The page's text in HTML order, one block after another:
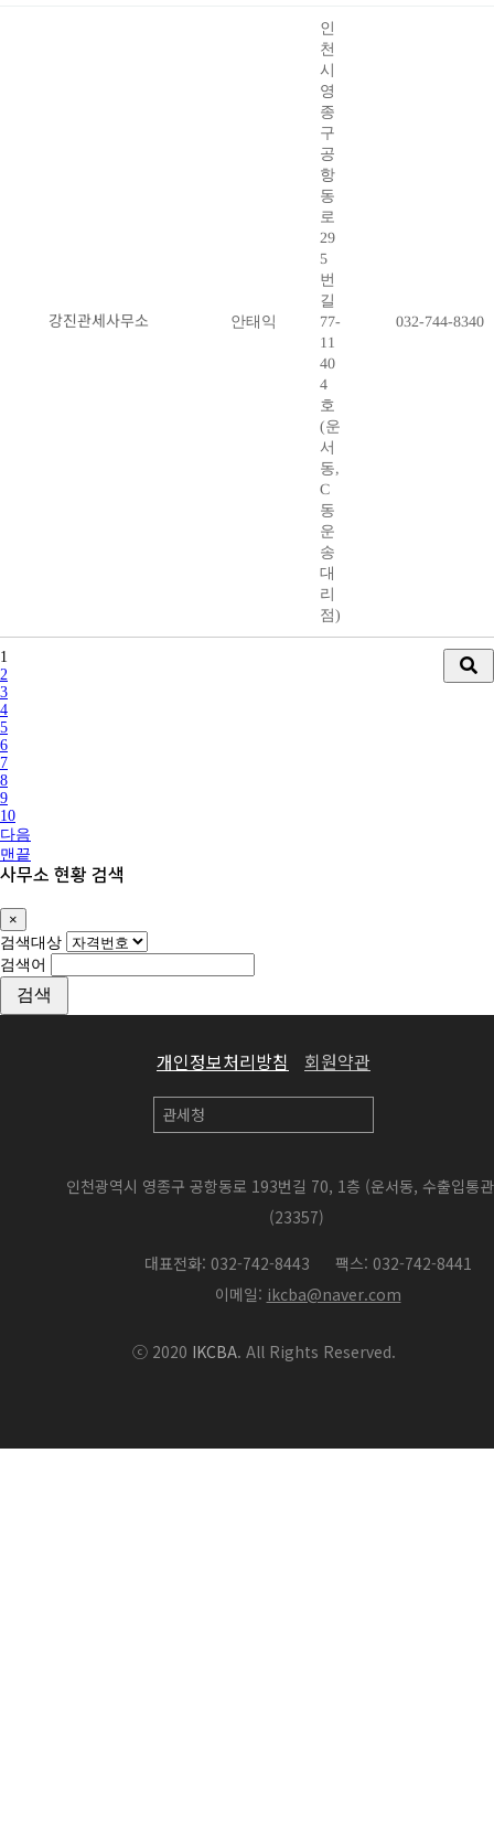
강진관세사무소 안태익
인
천
시
영
종
구
공
항
동
로
29
5
번
길
77-
11
40
4
호
(운
서
동,
C
동
운
송
대
리
점)
032-744-8340
1
2
3
4
5
6
7
8
9
10
다음
맨끝
사무소 현황 검색
×
Close
검색대상
검색어
검색
개인정보처리방침 회원약관
인천광역시 영종구 공항동로 193번길 70, 1층 (운서동, 수출입통
(23357)
대표전화: 032-742-8443
팩스: 032-742-8441
이메일: ikcba@naver.com
ⓒ 2020 IKCBA. All Rights Reserved.